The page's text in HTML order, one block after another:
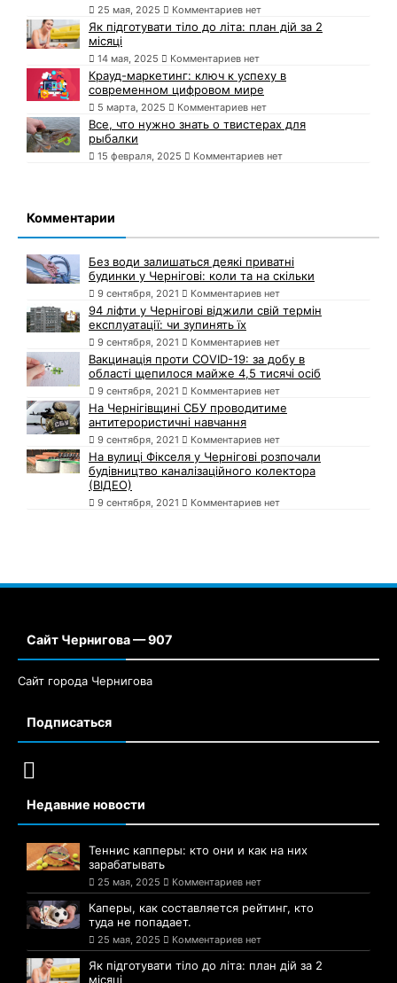
25 мая, 2025 Комментариев нет
Як підготувати тіло до літа: план дій за 2
місяці
14 мая, 2025 Комментариев нет
Крауд-маркетинг: ключ к успеху в
современном цифровом мире
5 марта, 2025 Комментариев нет
Все, что нужно знать о твистерах для
рыбалки
15 февраля, 2025 Комментариев нет
Комментарии
Без води залишаться деякі приватні
будинки у Чернігові: коли та на скільки
9 сентября, 2021 Комментариев нет
94 ліфти у Чернігові віджили свій термін
експлуатації: чи зупинять їх
9 сентября, 2021 Комментариев нет
Вакцинація проти COVID-19: за добу в
області щепилося майже 4,5 тисячі осіб
9 сентября, 2021 Комментариев нет
На Чернігівщині СБУ проводитиме
антитерористичні навчання
9 сентября, 2021 Комментариев нет
На вулиці Фікселя у Чернігові розпочали
будівництво каналізаційного колектора
(ВІДЕО)
9 сентября, 2021 Комментариев нет
Сайт Чернигова — 907
Сайт города Чернигова
Подписаться
Недавние новости
Теннис капперы: кто они и как на них
зарабатывать
25 мая, 2025 Комментариев нет
Каперы, как составляется рейтинг, кто
туда не попадает.
25 мая, 2025 Комментариев нет
Як підготувати тіло до літа: план дій за 2
місяці